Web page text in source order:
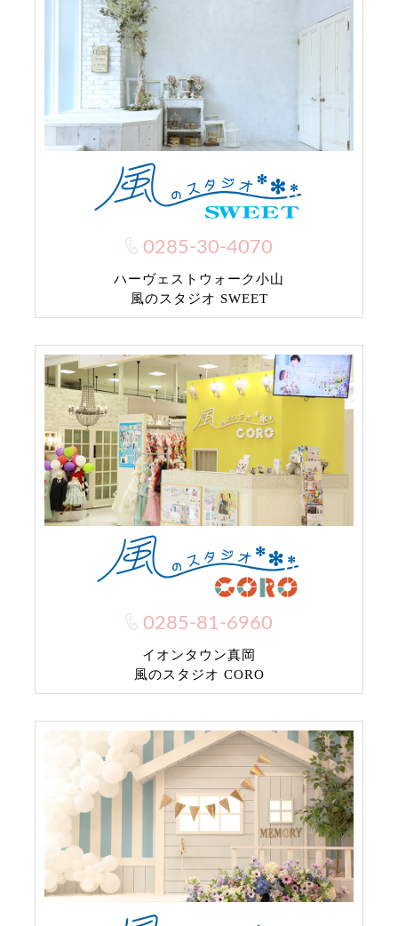
0285-30-4070
ハーヴェストウォーク小山
風のスタジオ SWEET
0285-81-6960
イオンタウン真岡
風のスタジオ CORO